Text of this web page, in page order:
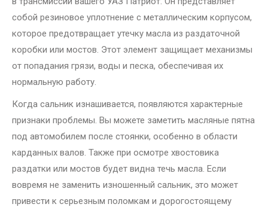
собой резиновое уплотнение с металлическим корпусом,
которое предотвращает утечку масла из раздаточной
коробки или мостов. Этот элемент защищает механизмы
от попадания грязи, воды и песка, обеспечивая их
нормальную работу.
Когда сальник изнашивается, появляются характерные
признаки проблемы. Вы можете заметить масляные пятна
под автомобилем после стоянки, особенно в области
карданных валов. Также при осмотре хвостовика
раздатки или мостов будет видна течь масла. Если
вовремя не заменить изношенный сальник, это может
привести к серьезным поломкам и дорогостоящему